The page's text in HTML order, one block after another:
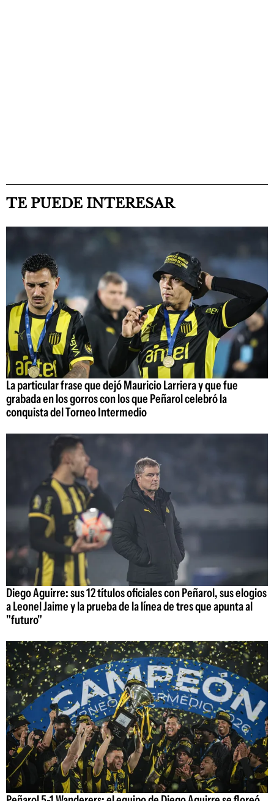
TE PUEDE INTERESAR
La particular frase que dejó Mauricio Larriera y que fue
grabada en los gorros con los que Peñarol celebró la
conquista del Torneo Intermedio
Diego Aguirre: sus 12 títulos oficiales con Peñarol, sus elogios
a Leonel Jaime y la prueba de la línea de tres que apunta al
"futuro"